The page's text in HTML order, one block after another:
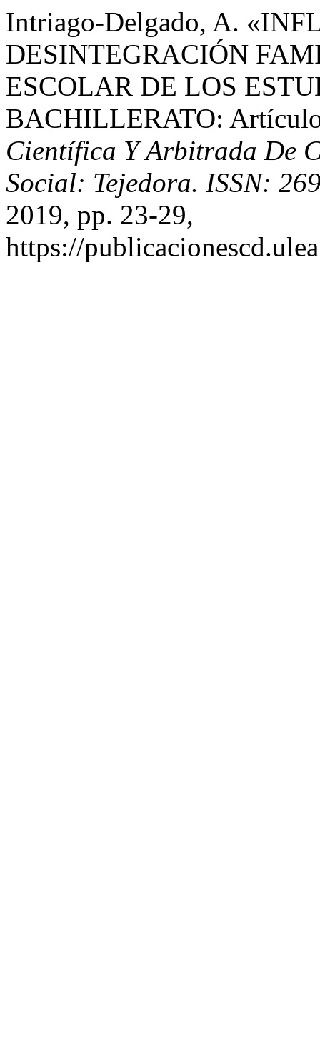
Intriago-Delgado, A.
DESINTEGRACIÓN
ESCOLAR DE LOS
BACHILLERATO:
Científica Y Arbitrada De
Social: Tejedora. ISSN:
2019, pp. 23-29,
https://